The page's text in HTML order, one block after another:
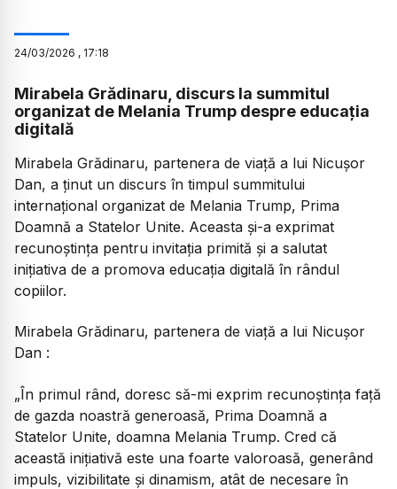
24/03/2026 , 17:18
Mirabela Grădinaru, discurs la summitul
organizat de Melania Trump despre educația
digitală
Mirabela Grădinaru, partenera de viață a lui Nicușor
Dan, a ținut un discurs în timpul summitului
internațional organizat de Melania Trump, Prima
Doamnă a Statelor Unite. Aceasta și-a exprimat
recunoștința pentru invitația primită și a salutat
inițiativa de a promova educația digitală în rândul
copiilor.
Mirabela Grădinaru, partenera de viață a lui Nicușor
Dan :
„În primul rând, doresc să-mi exprim recunoștința față
de gazda noastră generoasă, Prima Doamnă a
Statelor Unite, doamna Melania Trump. Cred că
această inițiativă este una foarte valoroasă, generând
impuls, vizibilitate și dinamism, atât de necesare în